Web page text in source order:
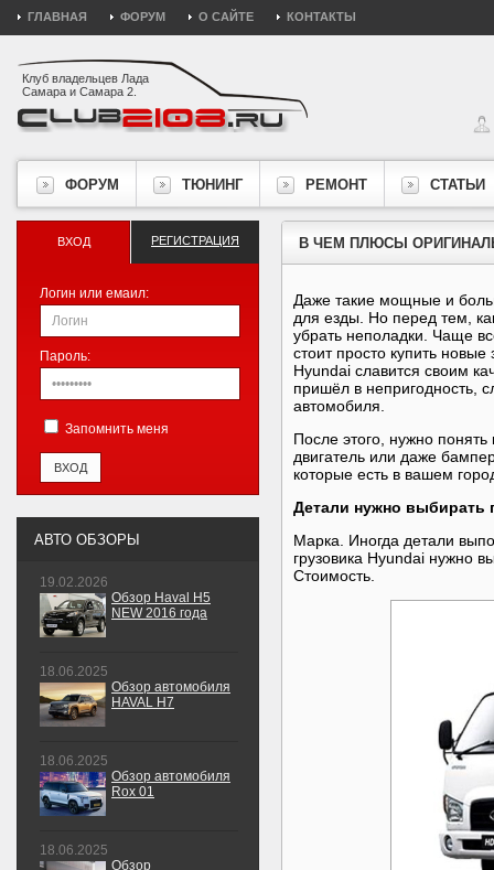
ГЛАВНАЯ ФОРУМ О САЙТЕ КОНТАКТЫ
Клуб владельцев Лада
Самара и Самара 2.
ФОРУМ ТЮНИНГ РЕМОНТ СТАТЬИ
В ЧЕМ ПЛЮСЫ
Даже такие мощные и
для езды. Но перед тем,
убрать неполадки. Чаще
стоит просто купить новые
Hyundai славится своим
пришёл в непригодность,
автомобиля.
После этого, нужно
двигатель или даже
которые есть в вашем
Детали нужно выбирать
Марка. Иногда детали
грузовика Hyundai нужно
Стоимость.
ВХОД РЕГИСТРАЦИЯ
Логин или емаил:
Пароль:
Запомнить меня
АВТО ОБЗОРЫ
19.02.2026
Обзор Haval H5
NEW 2016 года
18.06.2025
Обзор автомобиля
HAVAL H7
18.06.2025
Обзор автомобиля
Rox 01
18.06.2025
Обзор